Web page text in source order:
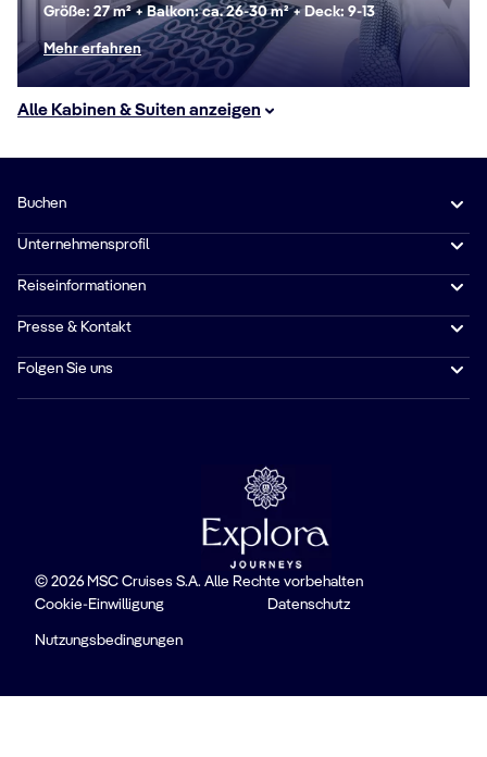
Größe: 27 m² + Balkon: ca. 26-30 m² + Deck: 9-13
Mehr erfahren
Alle Kabinen & Suiten anzeigen
Buchen
Unternehmensprofil
Reiseinformationen
Presse & Kontakt
Folgen Sie uns
© 2026 MSC Cruises S.A. Alle Rechte vorbehalten
Cookie-Einwilligung
Datenschutz
Nutzungsbedingungen